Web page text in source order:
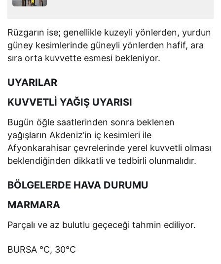
Rüzgarın ise; genellikle kuzeyli yönlerden, yurdun
güney kesimlerinde güneyli yönlerden hafif, ara
sıra orta kuvvette esmesi bekleniyor.
UYARILAR
KUVVETLİ YAĞIŞ UYARISI
Bugün öğle saatlerinden sonra beklenen
yağışların Akdeniz’in iç kesimleri ile
Afyonkarahisar çevrelerinde yerel kuvvetli olması
beklendiğinden dikkatli ve tedbirli olunmalıdır.
BÖLGELERDE HAVA DURUMU
MARMARA
Parçalı ve az bulutlu geçeceği tahmin ediliyor.
BURSA °C, 30°C